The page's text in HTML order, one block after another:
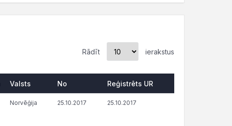
Rādīt ierakstus
Valsts No Reģistrēts UR
Norvēģija 25.10.2017 25.10.2017